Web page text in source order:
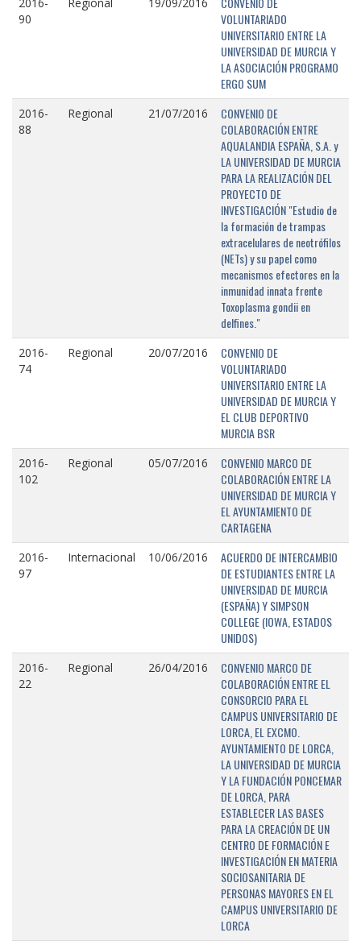
90
VOLUNTARIADO
UNIVERSITARIO ENTRE LA
UNIVERSIDAD DE MURCIA Y
LA ASOCIACIÓN PROGRAMO
ERGO SUM
2016-
88
Regional 21/07/2016
CONVENIO DE
COLABORACIÓN ENTRE
AQUALANDIA ESPAÑA, S.A. y
LA UNIVERSIDAD DE MURCIA
PARA LA REALIZACIÓN DEL
PROYECTO DE
INVESTIGACIÓN "Estudio de
la formación de trampas
extracelulares de neotrófilos
(NETs) y su papel como
mecanismos efectores en la
inmunidad innata frente
Toxoplasma gondii en
delfines."
2016-
74
Regional 20/07/2016
CONVENIO DE
VOLUNTARIADO
UNIVERSITARIO ENTRE LA
UNIVERSIDAD DE MURCIA Y
EL CLUB DEPORTIVO
MURCIA BSR
2016-
102
Regional 05/07/2016
CONVENIO MARCO DE
COLABORACIÓN ENTRE LA
UNIVERSIDAD DE MURCIA Y
EL AYUNTAMIENTO DE
CARTAGENA
2016-
97
Internacional 10/06/2016
ACUERDO DE INTERCAMBIO
DE ESTUDIANTES ENTRE LA
UNIVERSIDAD DE MURCIA
(ESPAÑA) Y SIMPSON
COLLEGE (IOWA, ESTADOS
UNIDOS)
2016-
22
Regional 26/04/2016
CONVENIO MARCO DE
COLABORACIÓN ENTRE EL
CONSORCIO PARA EL
CAMPUS UNIVERSITARIO DE
LORCA, EL EXCMO.
AYUNTAMIENTO DE LORCA,
LA UNIVERSIDAD DE MURCIA
Y LA FUNDACIÓN PONCEMAR
DE LORCA, PARA
ESTABLECER LAS BASES
PARA LA CREACIÓN DE UN
CENTRO DE FORMACIÓN E
INVESTIGACIÓN EN MATERIA
SOCIOSANITARIA DE
PERSONAS MAYORES EN EL
CAMPUS UNIVERSITARIO DE
LORCA